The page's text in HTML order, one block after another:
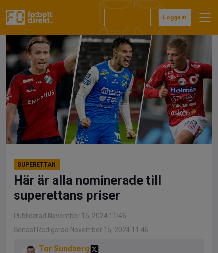
till
Logga in
SUPERETTAN
Här är alla nominerade till
superettans priser
Publicerad November 15, 2024 11:46
Senast Redigerad November 15, 2024 11:46
Tor Sundberg